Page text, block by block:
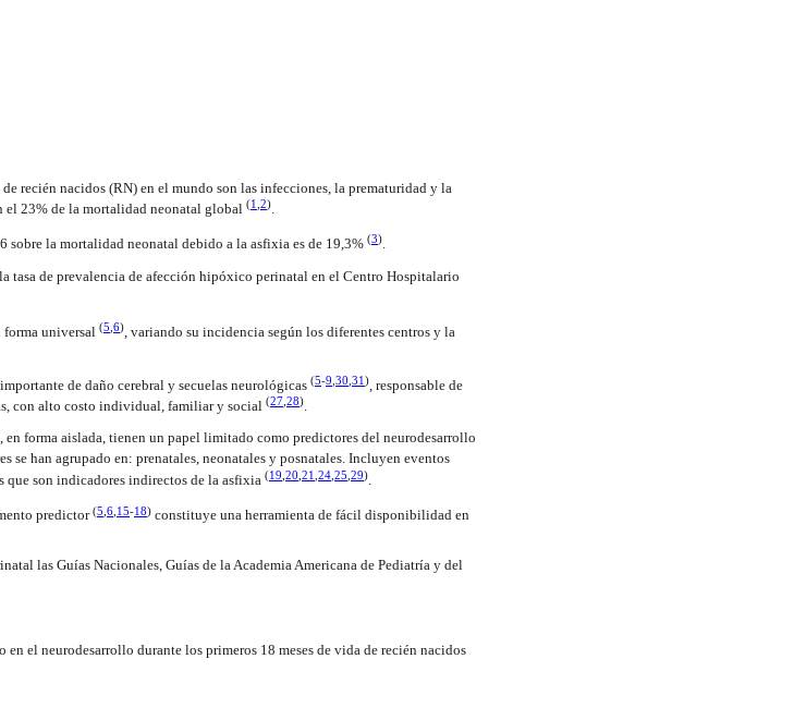
recién nacidos (RN) en el mundo son las infecciones, la prematuridad y la
23% de la mortalidad neonatal global (1 2)
sobre la mortalidad neonatal debido a la asfixia es de 19,3% (3).
tasa de prevalencia de afección hipóxico perinatal en el Centro Hospitalario
forma universal (5 6), variando su incidencia según los diferentes centros y la
de daño cerebral y secuelas neurológicas (5-9 30 31) , responsable de
con alto costo individual, familiar y social (27 28).
forma aislada, tienen un papel limitado como predictores del neurodesarrollo
se han agrupado en: prenatales, neonatales y posnatales. Incluyen eventos
son indicadores indirectos de la asfixia (19 20 21 24 25 29).
predictor(5 6 15-18) constituye una herramienta de fácil disponibilidad en
las Guías Nacionales, Guías de la Academia Americana de Pediatría y del
el neurodesarrollo durante los primeros 18 meses de vida de recién nacidos